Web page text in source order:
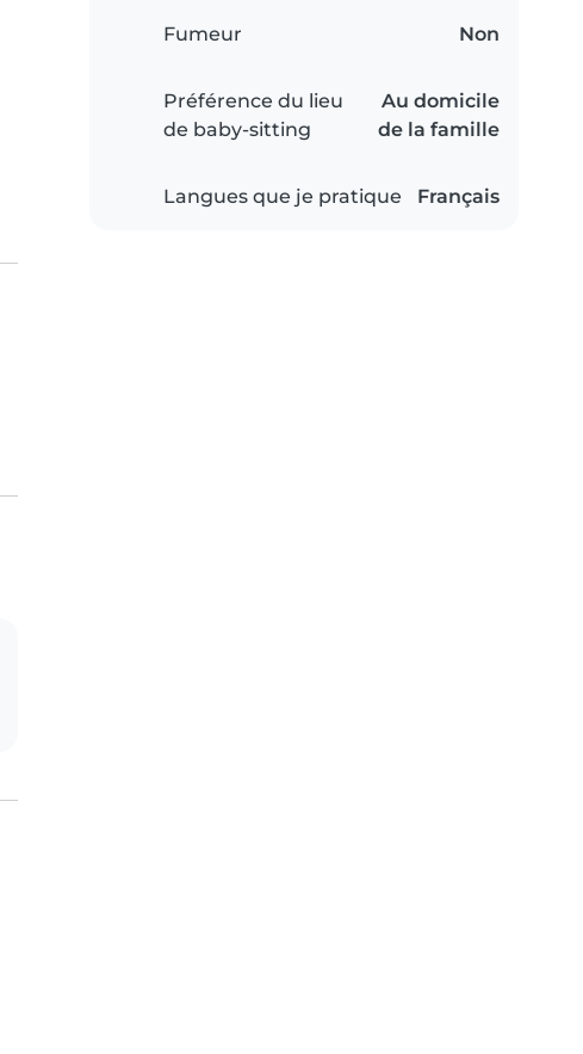
Fumeur Non
Préférence du lieu
de baby-sitting
Au domicile
de la famille
Langues que je pratique Français